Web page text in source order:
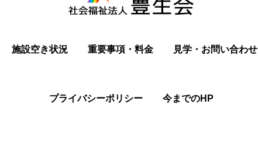
施設空き状況 重要事項・料金 見学・お問い合わせ
プライバシーポリシー 今までのHP